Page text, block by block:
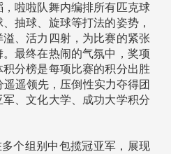
啦啦队舞内编排所有匹克球
抽球、旋球等打法的姿势，
、活力四射，为比赛的紧张
最终在热闹的气氛中，奖项
分榜是每项比赛的积分出胜
遥领先，压倒性实力夺得团
、文化大学、成功大学积分
个组别中包揽冠亚军，展现